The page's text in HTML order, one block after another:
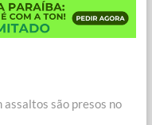
assaltos são presos no